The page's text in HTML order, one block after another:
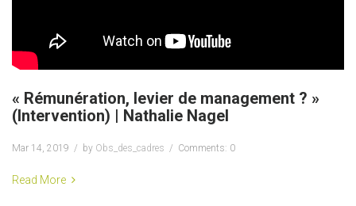
« Rémunération, levier de management ? »
(Intervention) | Nathalie Nagel
Mar 14, 2019 by Obs_des_cadres Comments: 0
Read More